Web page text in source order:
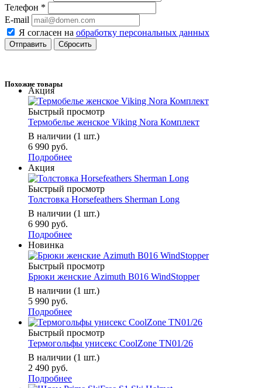
Телефон *
E-mail
Я согласен на обработку персональных данных
Сбросить
Похожие товары
Акция
Быстрый просмотр
Термобелье женское Viking Nora Комплект
В наличии (1 шт.)
6 990 руб.
Подробнее
Акция
Быстрый просмотр
Толстовка Horsefeathers Sherman Long
В наличии (1 шт.)
6 990 руб.
Подробнее
Новинка
Быстрый просмотр
Брюки женские Azimuth B016 WindStopper
В наличии (1 шт.)
5 990 руб.
Подробнее
Быстрый просмотр
Термогольфы унисекс CoolZone TN01/26
В наличии (1 шт.)
2 490 руб.
Подробнее